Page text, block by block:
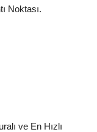
Noktası.
ve En Hızlı